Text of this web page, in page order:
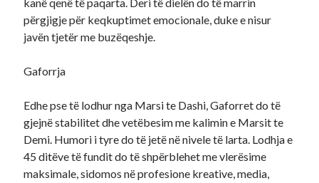
përgjigje për keqkuptimet emocionale, duke e nisur
javën tjetër me buzëqeshje.
Gaforrja
Edhe pse të lodhur nga Marsi te Dashi, Gaforret do të
gjejnë stabilitet dhe vetëbesim me kalimin e Marsit te
Demi. Humori i tyre do të jetë në nivele të larta. Lodhja e
45 ditëve të fundit do të shpërblehet me vlerësime
maksimale, sidomos në profesione kreative, media,